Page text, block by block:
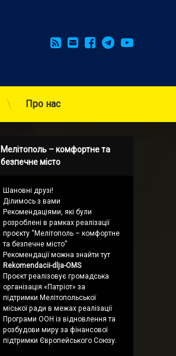
RSSE-mailFacebook
Telegram
Про нас
Мелітополь – комфортне та
безпечне місто
Шановні друзі!
Ділимось з вами
Рекомендаціями, які були
розроблені в рамках реалізації
проєкту “Мелітополь – комфортне
та безпечне місто”
Рекомендації можна знайти тут
Rekomendacii-dlja-OMS
Проєкт реалізовує громадська
організація «Патріот» за
підтримки Мелітопольської
міської ради в межах реалізації
Програми ООН із відновлення та
розбудови миру за фінансової
підтримки Європейського Союзу.